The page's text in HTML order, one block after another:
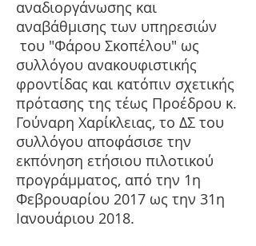
αναδιοργάνωσης και
αναβάθμισης των υπηρεσιών
του "Φάρου Σκοπέλου" ως
συλλόγου ανακουφιστικής
φροντίδας και κατόπιν σχετικής
πρότασης της τέως Προέδρου κ.
Γούναρη Χαρίκλειας, το ΔΣ του
συλλόγου αποφάσισε την
εκπόνηση ετήσιου πιλοτικού
προγράμματος, από την 1η
Φεβρουαρίου 2017 ως την 31η
Ιανουάριου 2018.